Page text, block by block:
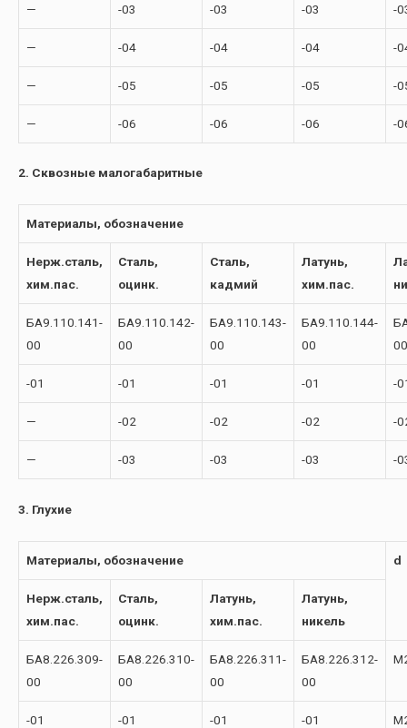
— -03 -03 -03 -
— -04 -04 -04 -
— -05 -05 -05 -
— -06 -06 -06 -
2. Сквозные малогабаритные
Материалы, обозначение
Нерж.сталь,
хим.пас.
Сталь,
оцинк.
Сталь,
кадмий
Латунь,
хим.пас.
БА9.110.141-
00
БА9.110.142-
00
БА9.110.143-
00
БА9.110.144-
00
00
-01 -01 -01 -01 -
— -02 -02 -02 -
— -03 -03 -03 -
3. Глухие
Материалы, обозначение d
Нерж.сталь,
хим.пас.
Сталь,
оцинк.
Латунь,
хим.пас.
Латунь,
никель
БА8.226.309-
00
БА8.226.310-
00
БА8.226.311-
00
БА8.226.312-
00
-01 -01 -01 -01